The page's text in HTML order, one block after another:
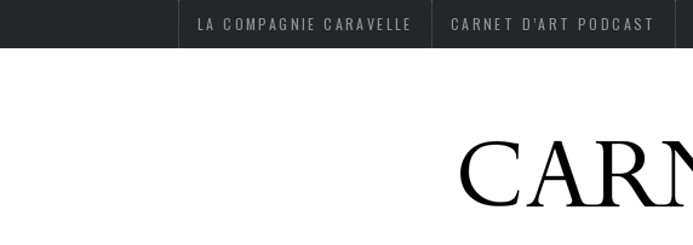
LA COMPAGNIE CARAVELLE CARNET D’ART PODCAST